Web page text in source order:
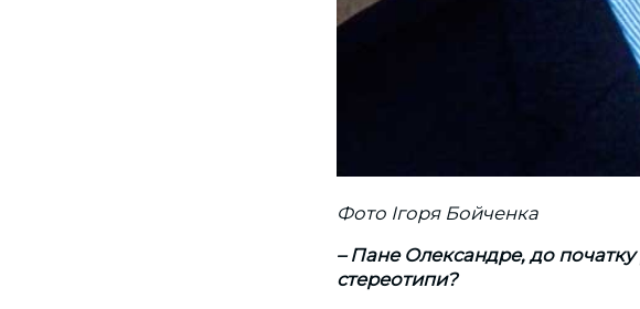
Фото Ігоря Бойченка
– Пане Олександре, до
стереотипи?